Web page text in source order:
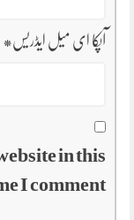
آپکا ای میل ایڈریس*
in this
I comment.